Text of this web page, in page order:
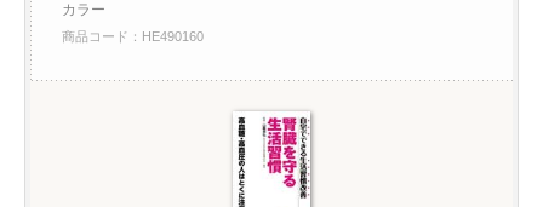
カラー
商品コード：HE490160